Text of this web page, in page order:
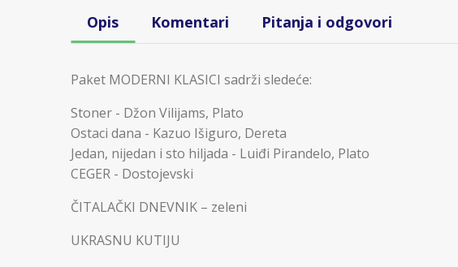
Opis Komentari Pitanja i odgovori
Paket MODERNI KLASICI sadrži sledeće:
Stoner - Džon Vilijams, Plato
Ostaci dana - Kazuo Išiguro, Dereta
Jedan, nijedan i sto hiljada - Luiđi Pirandelo, Plato
CEGER - Dostojevski
ČITALAČKI DNEVNIK – zeleni
UKRASNU KUTIJU